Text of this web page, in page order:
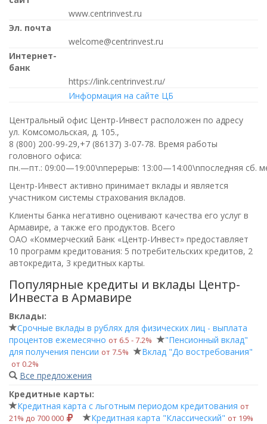
www.centrinvest.ru
Эл. почта
welcome@centrinvest.ru
Интернет-
банк
https://link.centrinvest.ru/
Информация на сайте ЦБ
Центральный офис Центр-Инвест расположен по адресу
ул. Комсомольская, д. 105.,
8 (800) 200-99-29,+7 (86137) 3-07-78. Время работы
головного офиса:
пн.—пт.: 09:00—19:00\nперерыв: 13:00—14:00\nпоследняя сб.
Центр-Инвест активно принимает вклады и является
участником системы страхования вкладов.
Клиенты банка негативно оценивают качества его услуг в
Армавире, а также его продуктов. Всего
ОАО «Коммерческий Банк «Центр-Инвест» предоставляет
10 программ кредитования: 5 потребительских кредитов, 2
автокредита, 3 кредитных карты.
Популярные кредиты и вклады Центр-
Инвеста в Армавире
Вклады:
Срочные вклады в рублях для физических лиц - выплата
процентов ежемесячно от 6.5 ‑ 7.2%
"Пенсионный вклад"
для получения пенсии от 7.5% Вклад "До востребования"
от 0.2%
Все предложения
Кредитные карты:
Кредитная карта с льготным периодом кредитования от
21% до 700 000
Кредитная карта "Классический" от 19%